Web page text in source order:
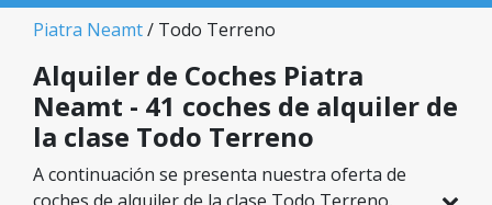
Piatra Neamt/ Todo Terreno
Alquiler de Coches Piatra
Neamt - 41 coches de alquiler de
la clase Todo Terreno
A continuación se presenta nuestra oferta de